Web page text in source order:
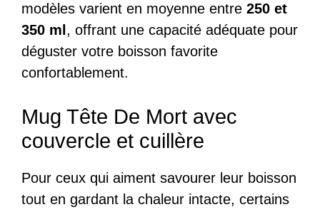
modèles varient en moyenne entre 250 et
350 ml , offrant une capacité adéquate pour
déguster votre boisson favorite
confortablement.
Mug Tête De Mort avec
couvercle et cuillère
Pour ceux qui aiment savourer leur boisson
tout en gardant la chaleur intacte, certains